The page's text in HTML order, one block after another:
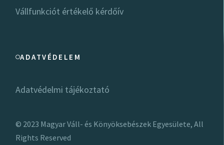
Vállfunkciót értékelő kérdőív
ADATVÉDELEM
Adatvédelmi tájékoztató
© 2023 Magyar Váll- és Könyöksebészek Egyesülete, All
Rights Reserved